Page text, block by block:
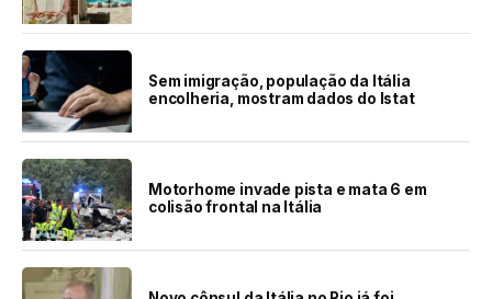
Sem imigração, população da Itália
encolheria, mostram dados do Istat
Motorhome invade pista e mata 6 em
colisão frontal na Itália